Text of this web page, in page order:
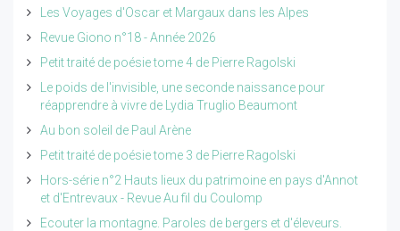
Les Voyages d'Oscar et Margaux dans les Alpes
Revue Giono n°18 - Année 2026
Petit traité de poésie tome 4 de Pierre Ragolski
Le poids de l'invisible, une seconde naissance pour
réapprendre à vivre de Lydia Truglio Beaumont
Au bon soleil de Paul Arène
Petit traité de poésie tome 3 de Pierre Ragolski
Hors-série n°2 Hauts lieux du patrimoine en pays d'Annot
et d'Entrevaux - Revue Au fil du Coulomp
Ecouter la montagne. Paroles de bergers et d'éleveurs.